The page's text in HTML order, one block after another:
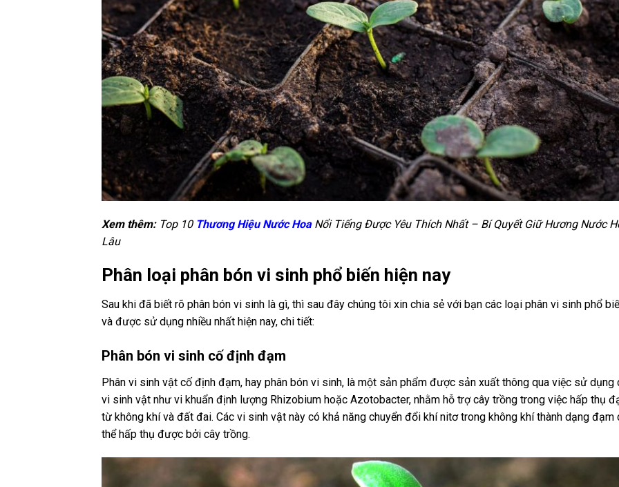
Xem thêm:Top 10 Thương Hiệu Nước Hoa Nổi Tiếng Được Yêu Thích Nhất – Bí Quyết Giữ Hương Nước
Lâu
Phân loại phân bón vi sinh phổ biến hiện nay
Sau khi đã biết rõ phân bón vi sinh là gì, thì sau đây chúng tôi xin chia sẻ với bạn các loại phân vi sinh phổ
và được sử dụng nhiều nhất hiện nay, chi tiết:
Phân bón vi sinh cố định đạm
Phân vi sinh vật cố định đạm, hay phân bón vi sinh, là một sản phẩm được sản xuất thông qua việc sử dụng
vi sinh vật như vi khuẩn định lượng Rhizobium hoặc Azotobacter, nhằm hỗ trợ cây trồng trong việc hấp thụ
từ không khí và đất đai. Các vi sinh vật này có khả năng chuyển đổi khí nitơ trong không khí thành dạng đạm
thể hấp thụ được bởi cây trồng.